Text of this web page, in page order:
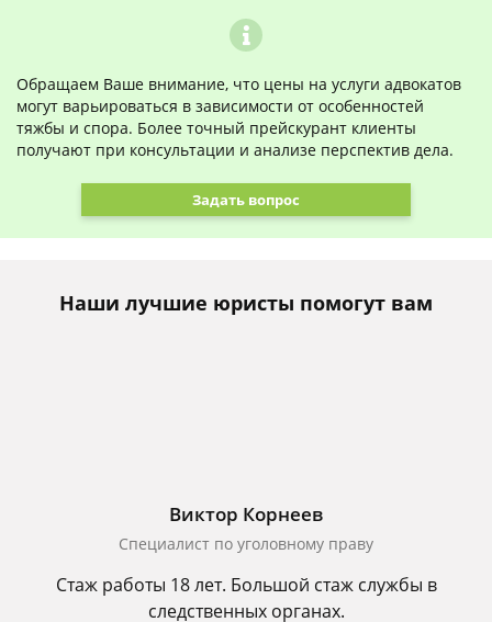
Обращаем Ваше внимание, что цены на услуги адвокатов
могут варьироваться в зависимости от особенностей
тяжбы и спора. Более точный прейскурант клиенты
получают при консультации и анализе перспектив дела.
Задать вопрос
Наши лучшие юристы помогут вам
Виктор Корнеев
Cпециалист по уголовному праву
Стаж работы 18 лет. Большой стаж службы в
следственных органах.